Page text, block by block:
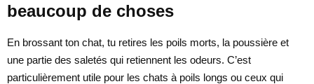
beaucoup de choses
En brossant ton chat, tu retires les poils morts, la poussière et
une partie des saletés qui retiennent les odeurs. C’est
particulièrement utile pour les chats à poils longs ou ceux qui